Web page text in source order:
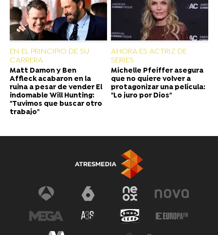
EN EL PRINCIPIO DE SU
CARRERA
Matt Damon y Ben
Affleck acabaron en la
ruina a pesar de vender El
indomable Will Hunting:
"Tuvimos que buscar otro
trabajo"
AHORA ES ACTRIZ DE
SERIES
Michelle Pfeiffer asegura
que no quiere volver a
protagonizar una película:
"Lo juro por Dios"